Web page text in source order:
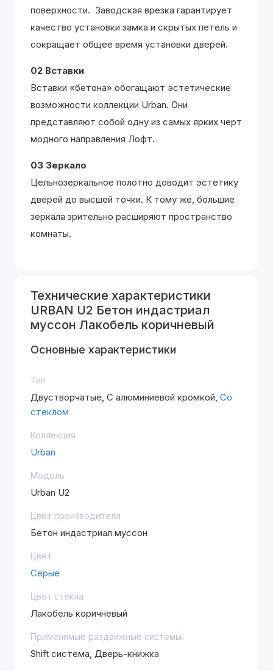
поверхности. Заводская врезка гарантирует
качество установки замка и скрытых петель и
сокращает общее время установки дверей.
02 Вставки
Вставки «бетона» обогащают эстетические
возможности коллекции Urban. Они
представляют собой одну из самых ярких черт
модного направления Лофт.
03 Зеркало
Цельнозеркальное полотно доводит эстетику
дверей до высшей точки. К тому же, большие
зеркала зрительно расширяют пространство
комнаты.
Технические характеристики
URBAN U2 Бетон индастриал
муссон Лакобель коричневый
Основные характеристики
Тип
Двустворчатые, С алюминиевой кромкой, Со
стеклом
Коллекция
Urban
Модель
Urban U2
Цвет производителя
Бетон индастриал муссон
Цвет
Серые
Цвет стекла
Лакобель коричневый
Применимые раздвижные системы
Shift система, Дверь-книжка